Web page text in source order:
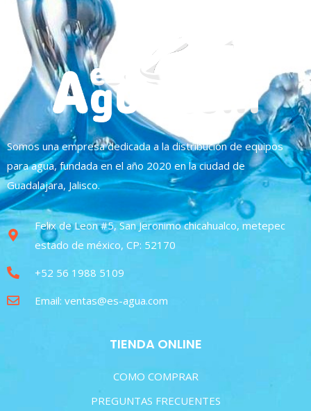
Somos una empresa dedicada a la distribución de equipos
para agua, fundada en el año 2020 en la ciudad de
Guadalajara, Jalisco.
Felix de Leon #5, San Jeronimo chicahualco, metepec
estado de méxico, CP: 52170
+52 56 1988 5109
Email: ventas@es-agua.com
TIENDA ONLINE
COMO COMPRAR
PREGUNTAS FRECUENTES